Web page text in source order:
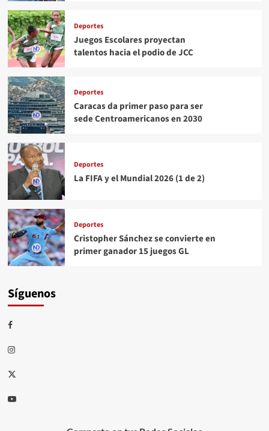
Deportes
Juegos Escolares proyectan
talentos hacia el podio de JCC
Deportes
Caracas da primer paso para ser
sede Centroamericanos en 2030
Deportes
La FIFA y el Mundial 2026 (1 de 2)
Deportes
Cristopher Sánchez se convierte en
primer ganador 15 juegos GL
Síguenos